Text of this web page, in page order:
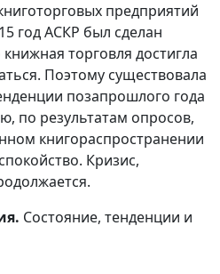
предприятий
год АСКР был сделан
торговля достигла
Поэтому существовала
позапрошлого года
по результатам опросов,
книгораспространении
Кризис,
Состояние, тенденции и